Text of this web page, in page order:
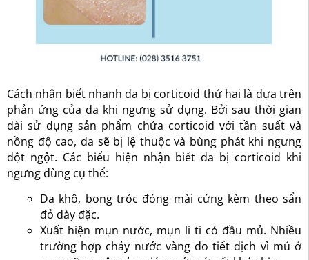
Cách nhận biết nhanh da bị corticoid thứ hai là dựa trên
phản ứng của da khi ngưng sử dụng. Bởi sau thời gian
dài sử dụng sản phẩm chứa corticoid với tần suất và
nồng độ cao, da sẽ bị lệ thuộc và bùng phát khi ngưng
đột ngột. Các biểu hiện nhận biết da bị corticoid khi
ngưng dùng cụ thể:
Da khô, bong tróc đóng mài cứng kèm theo sẩn
đỏ dày đặc.
Xuất hiện mụn nước, mụn li ti có đầu mủ. Nhiều
trường hợp chảy nước vàng do tiết dịch vì mủ ở